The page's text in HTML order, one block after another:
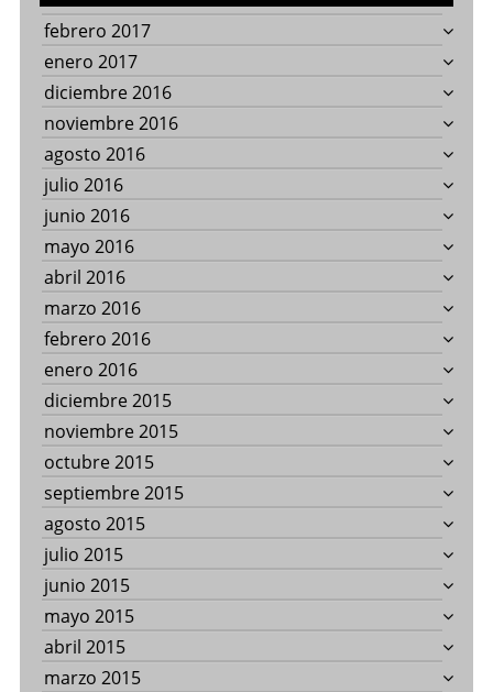
febrero 2017
enero 2017
diciembre 2016
noviembre 2016
agosto 2016
julio 2016
junio 2016
mayo 2016
abril 2016
marzo 2016
febrero 2016
enero 2016
diciembre 2015
noviembre 2015
octubre 2015
septiembre 2015
agosto 2015
julio 2015
junio 2015
mayo 2015
abril 2015
marzo 2015